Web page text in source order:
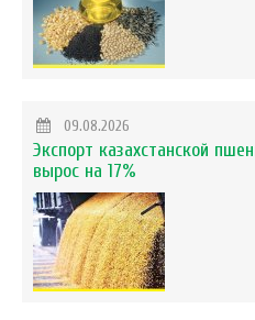
09.08.2026
Экспорт казахстанской
вырос на 17%